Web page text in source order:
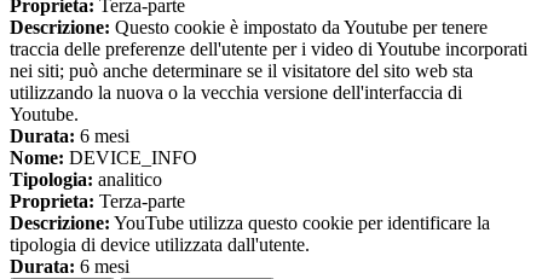
Proprieta: Terza-parte
Descrizione: Questo cookie è impostato da Youtube per tenere
traccia delle preferenze dell'utente per i video di Youtube incorporati
nei siti; può anche determinare se il visitatore del sito web sta
utilizzando la nuova o la vecchia versione dell'interfaccia di
Youtube.
Durata: 6 mesi
Nome: DEVICE_INFO
Tipologia: analitico
Proprieta: Terza-parte
Descrizione: YouTube utilizza questo cookie per identificare la
tipologia di device utilizzata dall'utente.
Durata: 6 mesi